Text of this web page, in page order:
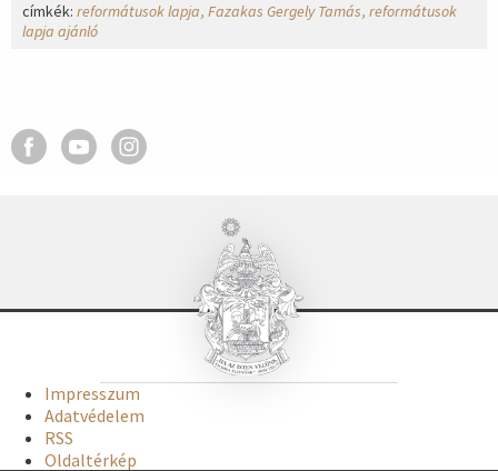
címkék: reformátusok lapja Fazakas Gergely Tamás reformátusok
lapja ajánló
Impresszum
Adatvédelem
RSS
Oldaltérkép